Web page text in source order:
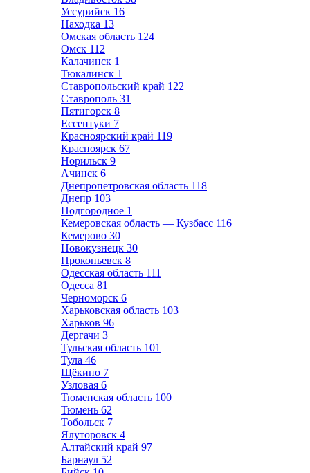
Уссурийск 16
Находка 13
Омская область 124
Омск 112
Калачинск 1
Тюкалинск 1
Ставропольский край 122
Ставрополь 31
Пятигорск 8
Ессентуки 7
Красноярский край 119
Красноярск 67
Норильск 9
Ачинск 6
Днепропетровская область 118
Днепр 103
Подгородное 1
Кемеровская область — Кузбасс 116
Кемерово 30
Новокузнецк 30
Прокопьевск 8
Одесская область 111
Одесса 81
Черноморск 6
Харьковская область 103
Харьков 96
Дергачи 3
Тульская область 101
Тула 46
Щёкино 7
Узловая 6
Тюменская область 100
Тюмень 62
Тобольск 7
Ялуторовск 4
Алтайский край 97
Барнаул 52